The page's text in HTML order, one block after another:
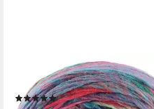
LANA GROSSA
Colorissimo Häkelwolle, 300 m
(5)